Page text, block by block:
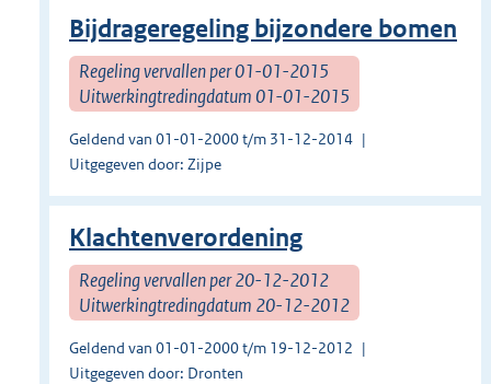
Bijdrageregeling bijzondere bomen
Regeling vervallen per 01-01-2015
Uitwerkingtredingdatum 01-01-2015
Geldend van 01-01-2000 t/m 31-12-2014
Uitgegeven door: Zijpe
Klachtenverordening
Regeling vervallen per 20-12-2012
Uitwerkingtredingdatum 20-12-2012
Geldend van 01-01-2000 t/m 19-12-2012
Uitgegeven door: Dronten